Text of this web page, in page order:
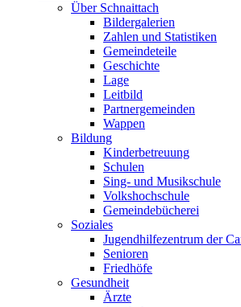
Über Schnaittach
Bildergalerien
Zahlen und Statistiken
Gemeindeteile
Geschichte
Lage
Leitbild
Partnergemeinden
Wappen
Bildung
Kinderbetreuung
Schulen
Sing- und Musikschule
Volkshochschule
Gemeindebücherei
Soziales
Jugendhilfezentrum der
Senioren
Friedhöfe
Gesundheit
Ärzte